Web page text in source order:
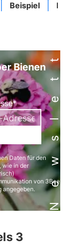
Beispiel Newsletter
Bienen
Daten für den
wie in der
von 3Bee
angegeben.
3